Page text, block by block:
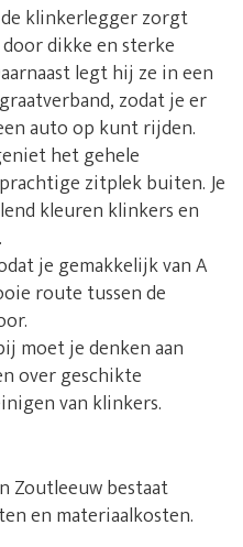
klinkerlegger zorgt
dikke en sterke
legt hij ze in een
zodat je er
auto op kunt rijden.
het gehele
zitplek buiten. Je
kleuren klinkers en
je gemakkelijk van A
route tussen de
moet je denken aan
over geschikte
van klinkers.
Zoutleeuw bestaat
en materiaalkosten.